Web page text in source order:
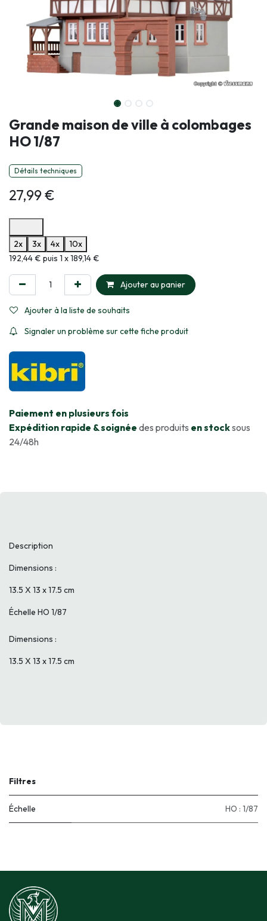
Grande maison de ville à colombages
HO 1/87
Détails techniques
27,99€
2x
3x 4x
10x
Informations sur le plan de paiement sélectionné
192,44 € puis 1 x 189,14 €
Ajouter au panier
Ajouter à la liste de souhaits
Signaler un problème sur cette fiche produit
​Paiement en plusieurs fois
Expédition rapide & soignée des produits en stocksous
24/48h
Description
Dimensions :
13.5 X 13 x 17.5 cm
Échelle HO 1/87
Dimensions :
13.5 X 13 x 17.5 cm
Filtres
Échelle HO : 1/87